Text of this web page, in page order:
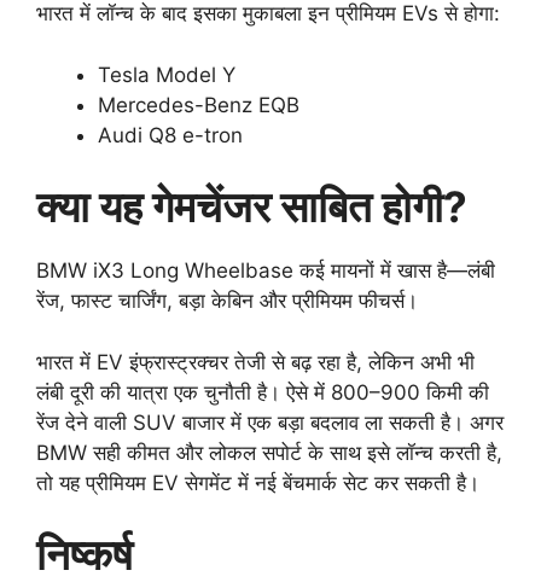
भारत में लॉन्च के बाद इसका मुकाबला इन प्रीमियम EVs से होगा:
Tesla Model Y
Mercedes-Benz EQB
Audi Q8 e-tron
क्या यह गेमचेंजर साबित होगी?
BMW iX3 Long Wheelbase कई मायनों में खास है—लंबी
रेंज, फास्ट चार्जिंग, बड़ा केबिन और प्रीमियम फीचर्स।
भारत में EV इंफ्रास्ट्रक्चर तेजी से बढ़ रहा है, लेकिन अभी भी
लंबी दूरी की यात्रा एक चुनौती है। ऐसे में 800–900 किमी की
रेंज देने वाली SUV बाजार में एक बड़ा बदलाव ला सकती है। अगर
BMW सही कीमत और लोकल सपोर्ट के साथ इसे लॉन्च करती है,
तो यह प्रीमियम EV सेगमेंट में नई बेंचमार्क सेट कर सकती है।
निष्कर्ष